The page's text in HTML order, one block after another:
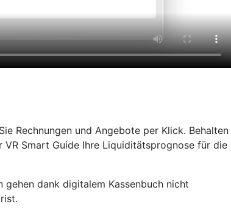
Rechnungen und Angebote per Klick. Behalten
VR Smart Guide Ihre Liquiditätsprognose für die
gehen dank digitalem Kassenbuch nicht